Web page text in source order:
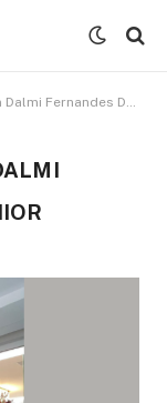
Defanti Junior